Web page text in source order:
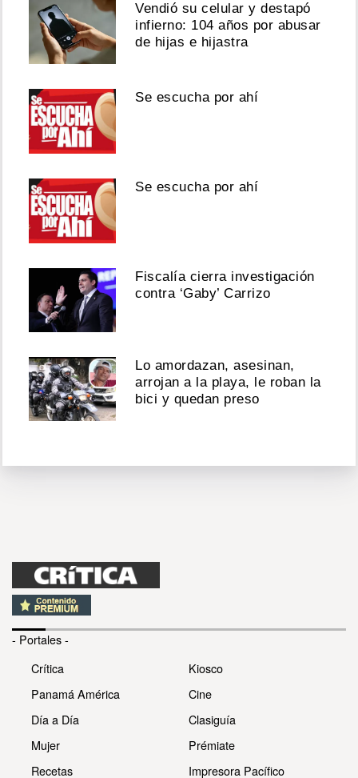
Vendió su celular y destapó
infierno: 104 años por abusar
de hijas e hijastra
Se escucha por ahí
Se escucha por ahí
Fiscalía cierra investigación
contra ‘Gaby’ Carrizo
Lo amordazan, asesinan,
arrojan a la playa, le roban la
bici y quedan preso
- Portales -
Crítica
Panamá América
Día a Día
Mujer
Recetas
Kiosco
Cine
Clasiguía
Prémiate
Impresora Pacífico